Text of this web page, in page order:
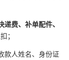
递费、补单配件、
；
款人姓名、身份证